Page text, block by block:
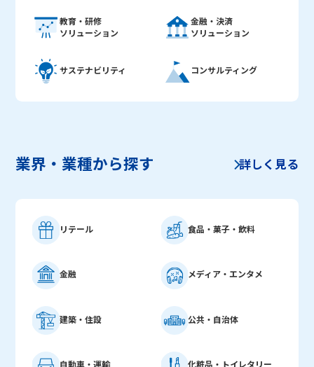
教育・研修
ソリューション
金融・決済
ソリューション
サステナビリティ コンサルティング
業界・業種から探す 詳しく見る
リテール 食品・菓子・飲料
金融 メディア・エンタメ
建築・住設 公共・自治体